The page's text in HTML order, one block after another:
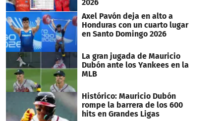
2026
Axel Pavón deja en alto a
Honduras con un cuarto lugar
en Santo Domingo 2026
La gran jugada de Mauricio
Dubón ante los Yankees en la
MLB
Histórico: Mauricio Dubón
rompe la barrera de los 600
hits en Grandes Ligas